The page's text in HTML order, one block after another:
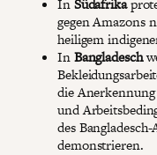
gegen Amazons
heiligem
InBangladesch
die
und
des
demonstrieren.